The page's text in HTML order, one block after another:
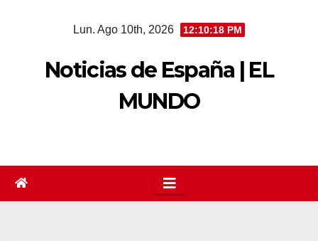
Lun. Ago 10th, 2026 12:10:19 PM
Noticias de España | EL
MUNDO